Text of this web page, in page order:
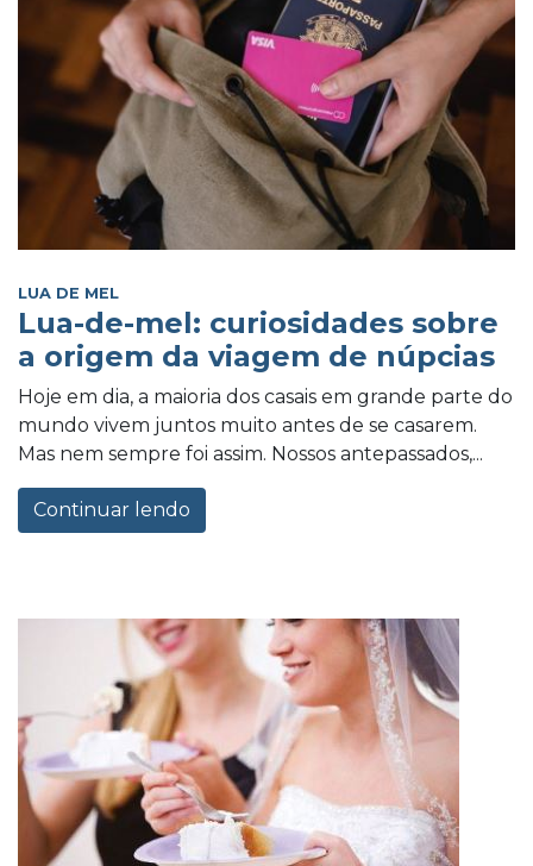
LUA DE MEL
Lua-de-mel: curiosidades sobre
a origem da viagem de núpcias
Hoje em dia, a maioria dos casais em grande parte do
mundo vivem juntos muito antes de se casarem.
Mas nem sempre foi assim. Nossos antepassados,...
Continuar lendo